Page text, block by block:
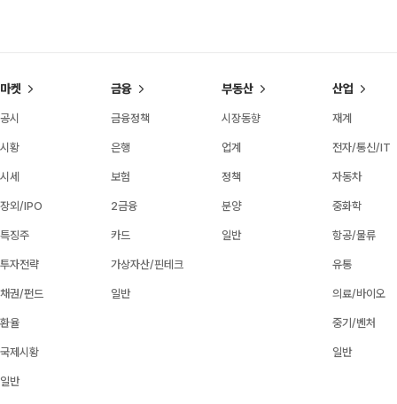
마켓
공시
시황
시세
장외/IPO
특징주
투자전략
채권/펀드
환율
국제시황
일반
금융
금융정책
은행
보험
2금융
카드
가상자산/핀테크
일반
부동산
시장동향
업계
정책
분양
일반
산업
재계
전자/통신/IT
자동차
중화학
항공/물류
유통
의료/바이오
중기/벤처
일반